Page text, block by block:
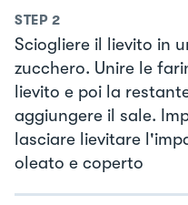
STEP 2
Sciogliere il lievito in
zucchero. Unire le
lievito e poi la
aggiungere il sale.
lasciare lievitare
oleato e coperto